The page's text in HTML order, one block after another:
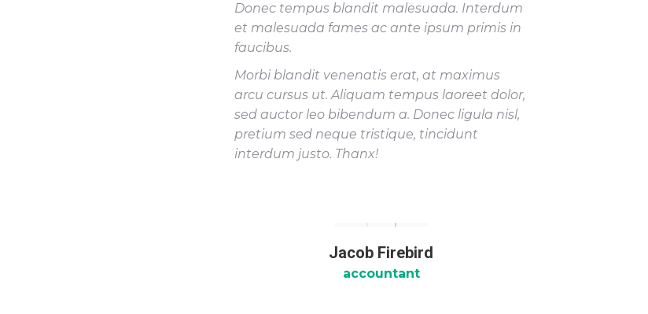
Donec tempus blandit malesuada. Interdum
et malesuada fames ac ante ipsum primis in
faucibus.
Morbi blandit venenatis erat, at maximus
arcu cursus ut. Aliquam tempus laoreet dolor,
sed auctor leo bibendum a. Donec ligula nisl,
pretium sed neque tristique, tincidunt
interdum justo. Thanx!
Jacob Firebird
accountant